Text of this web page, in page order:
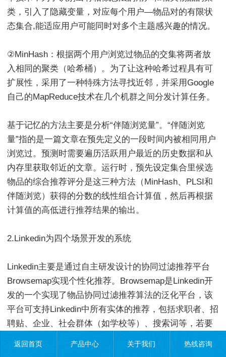
类，引入了隐藏变量，对应每个用户—物品对的有限状
态集合,能适应用户可能同时对多个主题感兴趣的情况。
②MinHash：根据两个用户浏览过物品的交集将两者放
入相同的聚类（哈希桶）。为了让这种哈希过程具有可
扩展性，采用了一种特殊方法寻找近邻，并采用Google
自己的MapReduce技术在几个机群之间分发计算任务。
基于记忆的方法主要是分析“伴随浏览量”。“伴随浏览
量”指的是一篇文章在预先定义的一段时间内被相同用户
浏览过。预测时需要遍历活跃用户最近的历史数据和从
内存里获取邻近的文章。运行时，预先设定集合里候选
物品的综合推荐评分是这三种方法（MinHash、PLSI和
伴随浏览）获得的分数的线性组合计算值，然后再根据
计算值的高低进行推荐结果的输出。
2.Linkedin为四个场景开发的系统
Linkedin主要是通过自主研发设计的协同过滤推荐平台
Browsemap实现个性化推荐。Browsemap是Linkedin开
发的一个实现了物品协同过滤推荐算法的泛化平台，该
平台可支持Linkedin中所有实体的推荐，包括求职者、招
聘贴、企业、社会群体（如学校等）、搜索词等，若要
返回首页 产品中心 关于我们 热线咨询